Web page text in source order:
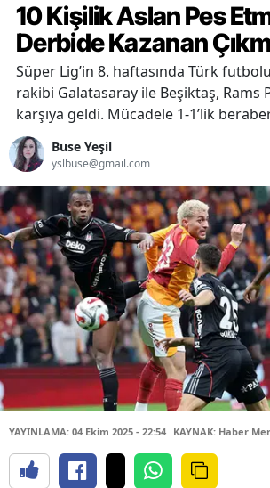
10 Kişilik Aslan Pes
Derbide Kazanan
Süper Lig’in 8. haftasında Türk
rakibi Galatasaray ile Beşiktaş, Rams
karşıya geldi. Mücadele 1-1’lik
Buse Yeşil
yslbuse@gmail.com
YAYINLAMA: 04 Ekim 2025 - 22:54 KAYNAK: Haber